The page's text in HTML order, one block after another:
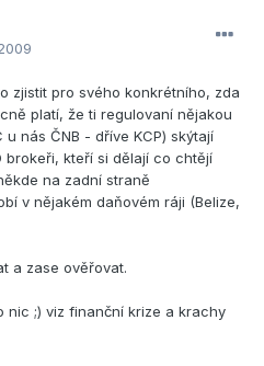
zjistit pro svého konkrétního, zda
platí, že ti regulovaní nějakou
u nás ČNB - dříve KCP) skýtají
brokeři, kteří si dělají co chtějí
na zadní straně
v nějakém daňovém ráji (Belize,
a zase ověřovat.
nic ;) viz finanční krize a krachy